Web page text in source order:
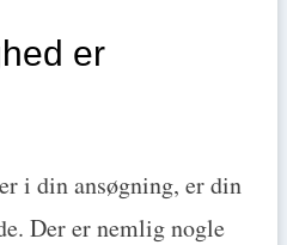
er
i din ansøgning, er din
Der er nemlig nogle